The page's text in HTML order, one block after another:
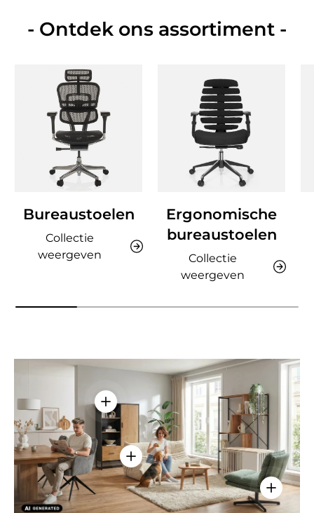
- Ontdek ons assortiment -
Bureaustoelen
Collectie
weergeven
Ergonomische
bureaustoelen
Collectie
weergeven
Details
Details weergeven - AMIO H -
Details weergeven - Sitzolo 2 -